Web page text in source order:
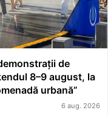
de
8–9 august, la
urbană”
6 aug. 2026